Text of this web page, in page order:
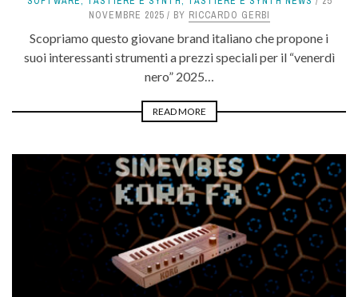
NOVEMBRE 2025
BY RICCARDO GERBI
Scopriamo questo giovane brand italiano che propone i
suoi interessanti strumenti a prezzi speciali per il “venerdì
nero” 2025…
READ MORE